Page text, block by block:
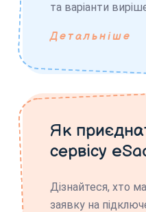
та варіанти
Детальніше
Як
сервісу
Дізнайтеся, хто
заявку на